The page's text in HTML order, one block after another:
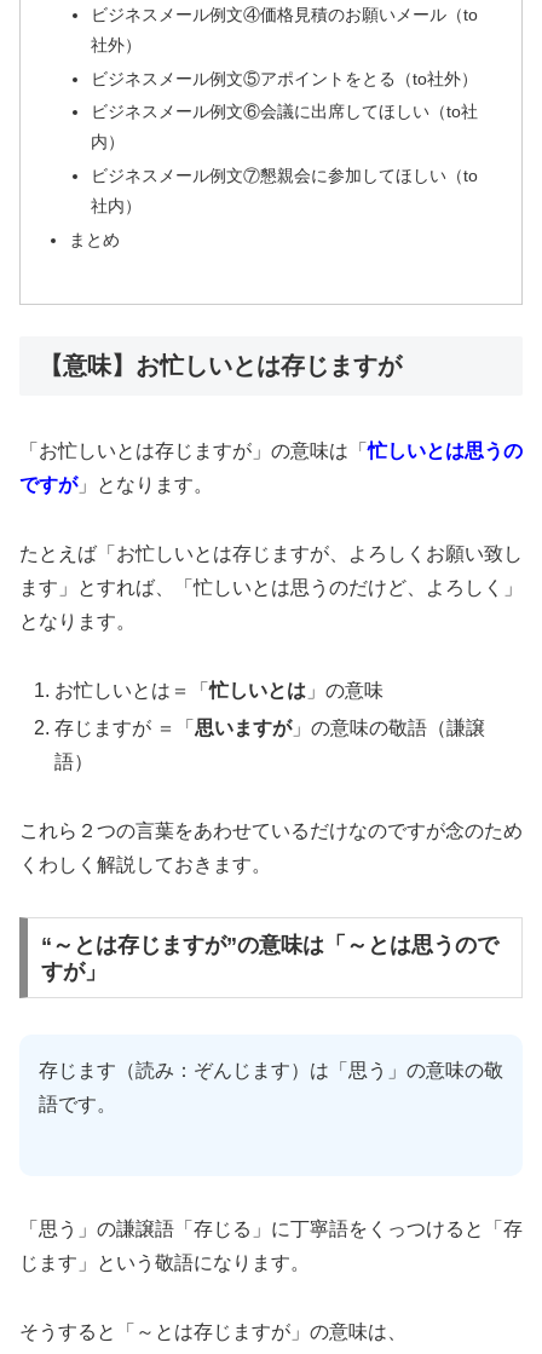
ビジネスメール例文④価格見積のお願いメール（to
社外）
ビジネスメール例文⑤アポイントをとる（to社外）
ビジネスメール例文⑥会議に出席してほしい（to社
内）
ビジネスメール例文⑦懇親会に参加してほしい（to
社内）
まとめ
【意味】お忙しいとは存じますが
「お忙しいとは存じますが」の意味は「忙しいとは思うの
ですが」となります。
たとえば「お忙しいとは存じますが、よろしくお願い致し
ます」とすれば、「忙しいとは思うのだけど、よろしく」
となります。
お忙しいとは＝「忙しいとは 」の意味
存じますが ＝「思いますが」の意味の敬語（謙譲
語）
これら２つの言葉をあわせているだけなのですが念のため
くわしく解説しておきます。
“～とは存じますが”の意味は「～とは思うので
すが」
存じます（読み：ぞんじます）は「思う」の意味の敬
語です。
「思う」の謙譲語「存じる」に丁寧語をくっつけると「存
じます」という敬語になります。
そうすると「～とは存じますが」の意味は、